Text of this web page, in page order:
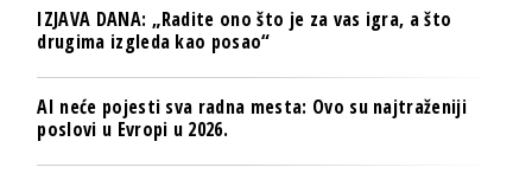
IZJAVA DANA: „Radite ono što je za vas igra, a što
drugima izgleda kao posao“
AI neće pojesti sva radna mesta: Ovo su najtraženiji
poslovi u Evropi u 2026.